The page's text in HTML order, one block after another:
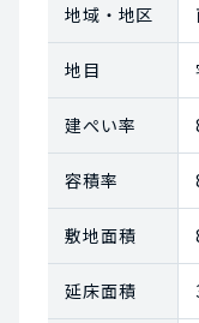
地域・地区
地目
建ぺい率
容積率
敷地面積
延床面積